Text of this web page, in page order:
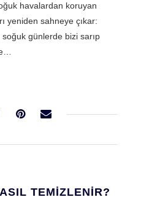
havalardan koruyan
yeniden sahneye çıkar:
günlerde bizi sarıp
TEMIZLENIR?